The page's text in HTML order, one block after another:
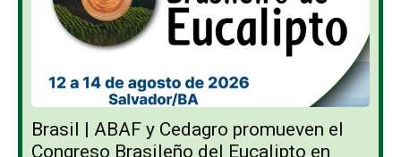
Brasil | ABAF y Cedagro promueven el
Congreso Brasileño del Eucalipto en